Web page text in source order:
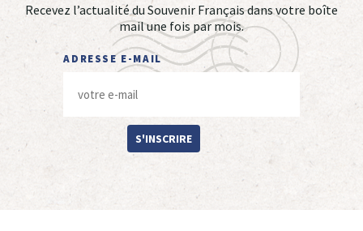
Recevez l’actualité du Souvenir Français dans votre boîte
mail une fois par mois.
ADRESSE E-MAIL
S'INSCRIRE